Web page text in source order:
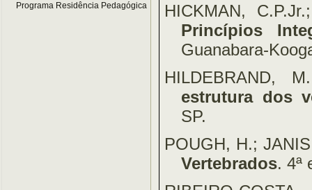
Programa Residência Pedagógica
HICKMAN,
Princípios
Guanabara-
HILDEBRAND,
estrutura dos
SP.
POUGH, H.;
Vertebrados. 4ª